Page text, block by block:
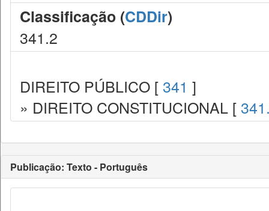
Classificação (CDDir)
341.2
DIREITO PÚBLICO [ 341 ]
» DIREITO CONSTITUCIONAL [
Publicação: Texto - Português